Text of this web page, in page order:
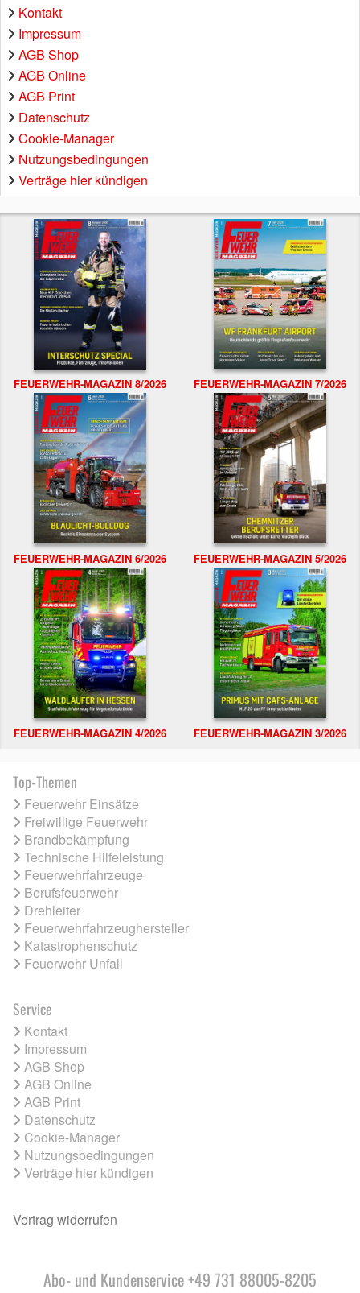
Kontakt
Impressum
AGB Shop
AGB Online
AGB Print
Datenschutz
Cookie-Manager
Nutzungsbedingungen
Verträge hier kündigen
FEUERWEHR-MAGAZIN 8/2026 FEUERWEHR-MAGAZIN 7/2026
FEUERWEHR-MAGAZIN 6/2026 FEUERWEHR-MAGAZIN 5/2026
FEUERWEHR-MAGAZIN 4/2026 FEUERWEHR-MAGAZIN 3/2026
Top-Themen
Feuerwehr Einsätze
Freiwillige Feuerwehr
Brandbekämpfung
Technische Hilfeleistung
Feuerwehrfahrzeuge
Berufsfeuerwehr
Drehleiter
Feuerwehrfahrzeughersteller
Katastrophenschutz
Feuerwehr Unfall
Service
Kontakt
Impressum
AGB Shop
AGB Online
AGB Print
Datenschutz
Cookie-Manager
Nutzungsbedingungen
Verträge hier kündigen
Vertrag widerrufen
Abo- und Kundenservice +49 731 88005-8205